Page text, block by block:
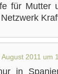
für Mutter
Netzwerk
August 2011 um
in